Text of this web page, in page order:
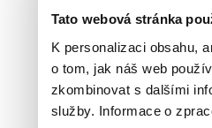
Tato webová stránka
K personalizaci obsahu,
o tom, jak náš web
zkombinovat s dalšími
služby. Informace o